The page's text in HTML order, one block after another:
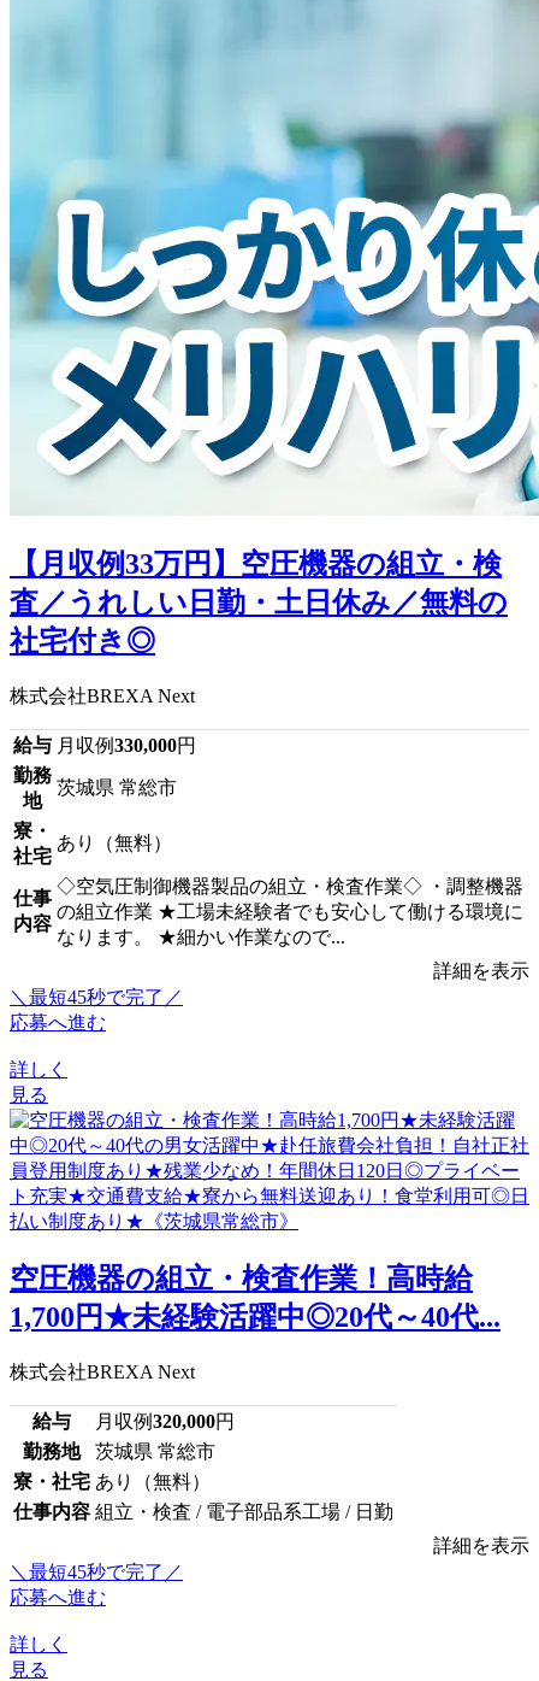
【月収例33万円】空圧機器の組立・検
査／うれしい日勤・土日休み／無料の
社宅付き◎
株式会社BREXA Next
給与 月収例330,000円
勤務
地
茨城県 常総市
寮・
社宅
あり（無料）
仕事
内容
◇空気圧制御機器製品の組立・検査作業◇ ・調整機器
の組立作業 ★工場未経験者でも安心して働ける環境に
なります。 ★細かい作業なので...
詳細を表示
＼最短45秒で完了／
応募へ進む
詳しく
見る
空圧機器の組立・検査作業！高時給
1,700円★未経験活躍中◎20代～40代...
株式会社BREXA Next
給与 月収例320,000円
勤務地
茨城県 常総市
寮・社宅 あり（無料）
仕事内容 組立・検査 / 電子部品系工場 / 日勤
詳細を表示
＼最短45秒で完了／
応募へ進む
詳しく
見る